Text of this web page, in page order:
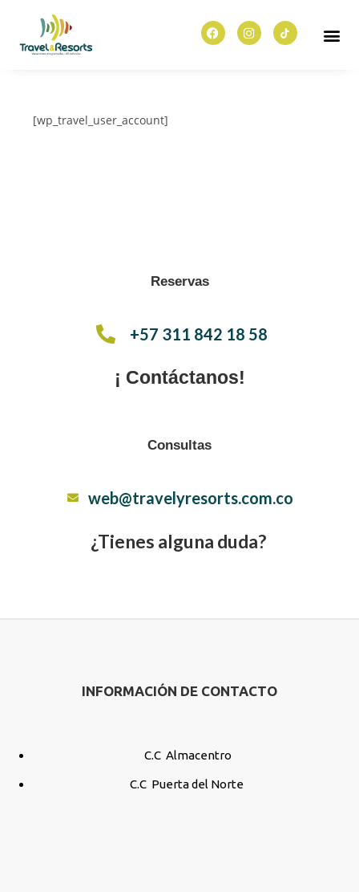
[wp_travel_user_account]
Reservas
+57 311 842 18 58
¡ Contáctanos!
Consultas
web@travelyresorts.com.co
¿Tienes alguna duda?
INFORMACIÓN DE CONTACTO
C.C Almacentro
C.C Puerta del Norte